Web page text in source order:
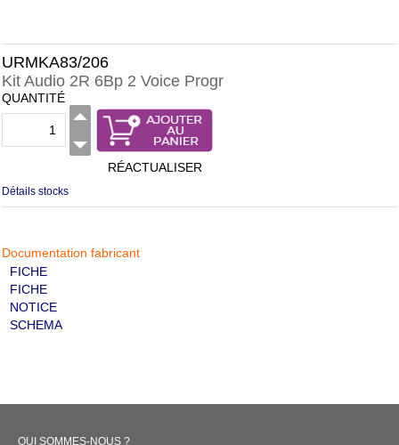
URMKA83/206
Kit Audio 2R 6Bp 2 Voice Progr
QUANTITÉ
RÉACTUALISER
Détails stocks
Documentation fabricant
FICHE
FICHE
NOTICE
SCHEMA
QUI SOMMES-NOUS ?